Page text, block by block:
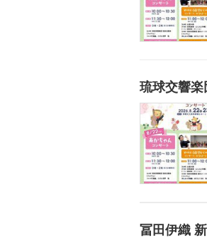
琉球交響
冨田伊織